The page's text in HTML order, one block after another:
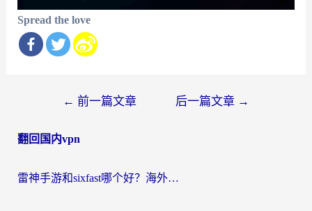
Spread the love
导
← 前一篇文章 后一篇文章 →
翻回国内vpn
雷神手游和sixfast哪个好？海外党亲测3款回国加速器，教你选对不踩坑